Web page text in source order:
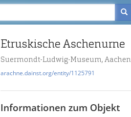
Etruskische Aschenurne
Suermondt-Ludwig-Museum, Aachen
arachne.dainst.org/entity/1125791
Informationen zum Objekt